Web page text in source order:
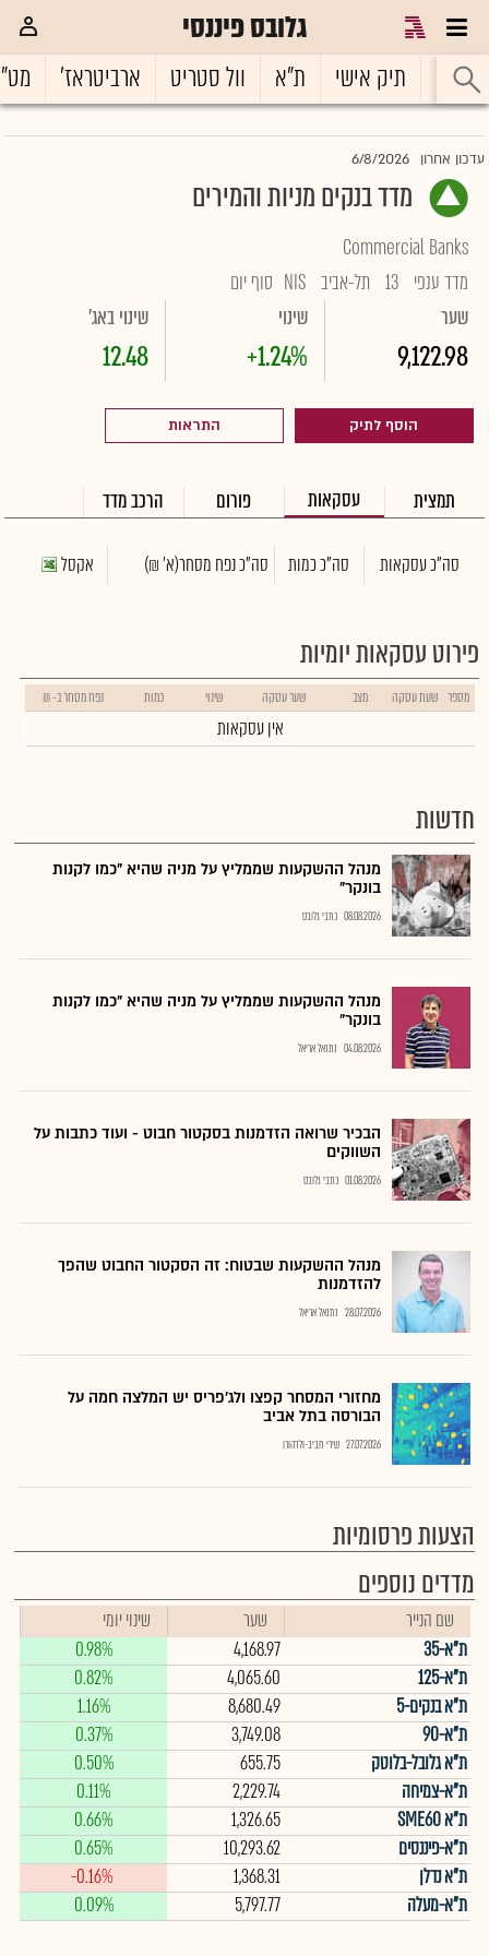
גלובס פיננסי
ראשי תיק אישי ת"א וול סטריט ארביטראז'
עדכון אחרון 6/8/2026
מדד בנקים מניות והמירים
Commercial Banks
מדד ענפי 13 תל-אביב NIS סוף יום
שער
9,122.98
שינוי
+1.24%
שינוי באג'
12.48
הוסף לתיק התראות
תמצית עסקאות פורום הרכב מדד
סה"כ עסקאות סה"כ כמות סה"כ נפח מסחר(א' ₪) אקסל
פירוט עסקאות יומיות
מספר שעת עסקה מצב שער עסקה שינוי כמות נפח מסחר ב- ₪
אין עסקאות
חדשות
מנהל ההשקעות שממליץ על מניה שהיא "כמו לקנות
בונקר"
08.08.2026 כתבי גלובס
מנהל ההשקעות שממליץ על מניה שהיא "כמו לקנות
בונקר"
04.08.2026 נתנאל אריאל
הבכיר שרואה הזדמנות בסקטור חבוט - ועוד כתבות על
השווקים
01.08.2026 כתבי גלובס
מנהל ההשקעות שבטוח: זה הסקטור החבוט שהפך
להזדמנות
28.07.2026 נתנאל אריאל
מחזורי המסחר קפצו ולג'פריס יש המלצה חמה על
הבורסה בתל אביב
27.07.2026 שירי חביב-ולדהורן
הצעות פרסומיות
מדדים נוספים
שם הנייר שער
שינוי יומי
ת"א-35
4,168.97
0.98%
ת"א-125
4,065.60
0.82%
ת"א בנקים-5
8,680.49
1.16%
ת"א-90
3,749.08
0.37%
ת"א גלובל-בלוטק
655.75
0.50%
ת"א-צמיחה
2,229.74
0.11%
ת"א SME60
1,326.65
0.66%
ת"א-פיננסים
10,293.62
0.65%
ת"א נדלן
1,368.31
-0.16%
ת"א-מעלה
5,797.77
0.09%